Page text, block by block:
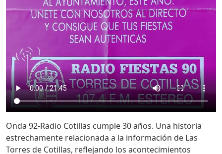
Onda 92-Radio Cotillas cumple 30 años. Una historia
estrechamente relacionada a la información de Las
Torres de Cotillas, reflejando los acontecimientos